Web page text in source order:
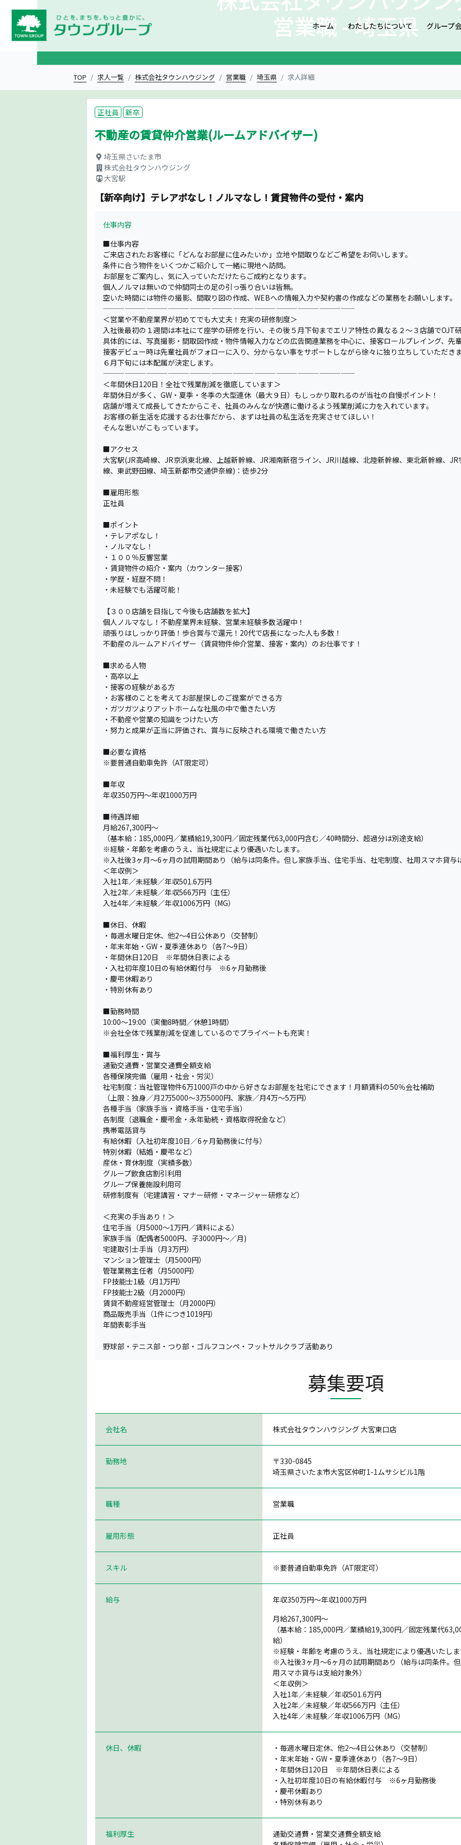
ホーム わたしたちについて グループ
営業職 - 埼玉県
TOP 求人一覧 株式会社タウンハウジング 営業職 埼玉県 求人詳細
正社員 新卒
不動産の賃貸仲介営業(ルームアドバイザー)
埼玉県さいたま市
株式会社タウンハウジング
大宮駅
【新卒向け】テレアポなし！ノルマなし！賃貸物件の受付・案内
仕事内容
■仕事内容
ご来店されたお客様に「どんなお部屋に住みたいか」立地や間取りなどご希望をお伺いします。
条件に合う物件をいくつかご紹介して一緒に現地へ訪問。
お部屋をご案内し、気に入っていただけたらご成約となります。
個人ノルマは無いので仲間同士の足の引っ張り合いは皆無。
空いた時間には物件の撮影、間取り図の作成、WEBへの情報入力や契約書の作成などの業務をお願いします。
———————————————————————————————————
＜営業や不動産業界が初めてでも大丈夫！充実の研修制度＞
入社後最初の１週間は本社にて座学の研修を行い、その後５月下旬までエリア特性の異なる２〜３店舗でOJT研
具体的には、写真撮影・間取図作成・物件情報入力などの広告関連業務を中心に、接客ロールプレイング、先
接客デビュー時は先輩社員がフォローに入り、分からない事をサポートしながら徐々に独り立ちしていただきま
６月下旬には本配属が決定します。
———————————————————————————————————
＜年間休日120日！全社で残業削減を徹底しています＞
年間休日が多く、GW・夏季・冬季の大型連休（最大９日）もしっかり取れるのが当社の自慢ポイント！
店舗が増えて成長してきたからこそ、社員のみんなが快適に働けるよう残業削減に力を入れています。
お客様の新生活を応援するお仕事だから、まずは社員の私生活を充実させてほしい！
そんな思いがこもっています。
■アクセス
大宮駅(JR高崎線、JR京浜東北線、上越新幹線、JR湘南新宿ライン、JR川越線、北陸新幹線、東北新幹線、
線、東武野田線、埼玉新都市交通伊奈線)：徒歩2分
■雇用形態
正社員
■ポイント
・テレアポなし！
・ノルマなし！
・１００％反響営業
・賃貸物件の紹介・案内（カウンター接客）
・学歴・経歴不問！
・未経験でも活躍可能！
【３００店舗を目指して今後も店舗数を拡大】
個人ノルマなし！不動産業界未経験、営業未経験多数活躍中！
頑張りはしっかり評価！歩合賞与で還元！20代で店長になった人も多数！
不動産のルームアドバイザー（賃貸物件仲介営業、接客・案内）のお仕事です！
■求める人物
・高卒以上
・接客の経験がある方
・お客様のことを考えてお部屋探しのご提案ができる方
・ガツガツよりアットホームな社風の中で働きたい方
・不動産や営業の知識をつけたい方
・努力と成果が正当に評価され、賞与に反映される環境で働きたい方
■必要な資格
※要普通自動車免許（AT限定可）
■年収
年収350万円〜年収1000万円
■待遇詳細
月給267,300円～
（基本給：185,000円／業績給19,300円／固定残業代63,000円含む／40時間分、超過分は別途支給）
※経験・年齢を考慮のうえ、当社規定により優遇いたします。
※入社後3ヶ月〜6ヶ月の試用期間あり（給与は同条件。但し家族手当、住宅手当、社宅制度、社用スマホ貸与
＜年収例＞
入社1年／未経験／年収501.6万円
入社2年／未経験／年収566万円（主任）
入社4年／未経験／年収1006万円（MG）
■休日、休暇
・毎週水曜日定休、他2〜4日公休あり（交替制）
・年末年始・GW・夏季連休あり（各7〜9日）
・年間休日120日 ※年間休日表による
・入社初年度10日の有給休暇付与 ※6ヶ月勤務後
・慶弔休暇あり
・特別休有あり
■勤務時間
10:00〜19:00（実働8時間／休憩1時間）
※会社全体で残業削減を促進しているのでプライベートも充実！
■福利厚生・賞与
通勤交通費・営業交通費全額支給
各種保険完備（雇用・社会・労災）
社宅制度：当社管理物件6万1000戸の中から好きなお部屋を社宅にできます！月額賃料の50％会社補助
（上限：独身／月2万5000〜3万5000円、家族／月4万〜5万円）
各種手当（家族手当・資格手当・住宅手当）
各制度（退職金・慶弔金・永年勤続・資格取得祝金など）
携帯電話貸与
有給休暇（入社初年度10日／6ヶ月勤務後に付与）
特別休暇（結婚・慶弔など）
産休・育休制度（実績多数）
グループ飲食店割引利用
グループ保養施設利用可
研修制度有（宅建講習・マナー研修・マネージャー研修など）
＜充実の手当あり！＞
住宅手当（月5000〜1万円／賃料による）
家族手当（配偶者5000円、子3000円〜／月)
宅建取引士手当（月3万円）
マンション管理士（月5000円）
管理業務主任者（月5000円）
FP技能士1級（月1万円）
FP技能士2級（月2000円）
賃貸不動産経営管理士（月2000円）
商品販売手当（1件につき1019円）
年間表彰手当
野球部・テニス部・つり部・ゴルフコンペ・フットサルクラブ活動あり
募集要項
会社名 株式会社タウンハウジング 大宮東口店
勤務地
〒330-0845
埼玉県さいたま市大宮区仲町1-1ムサシビル1階
職種 営業職
雇用形態 正社員
スキル ※要普通自動車免許（AT限定可）
給与
年収350万円〜年収1000万円
月給267,300円～
（基本給：185,000円／業績給19,300円／固定残業代
給）
※経験・年齢を考慮のうえ、当社規定により優遇いたしま
※入社後3ヶ月〜6ヶ月の試用期間あり（給与は同条件。
用スマホ貸与は支給対象外）
＜年収例＞
入社1年／未経験／年収501.6万円
入社2年／未経験／年収566万円（主任）
入社4年／未経験／年収1006万円（MG）
休日、休暇
・毎週水曜日定休、他2〜4日公休あり（交替制）
・年末年始・GW・夏季連休あり（各7〜9日）
・年間休日120日 ※年間休日表による
・入社初年度10日の有給休暇付与 ※6ヶ月勤務後
・慶弔休暇あり
・特別休有あり
福利厚生
通勤交通費・営業交通費全額支給